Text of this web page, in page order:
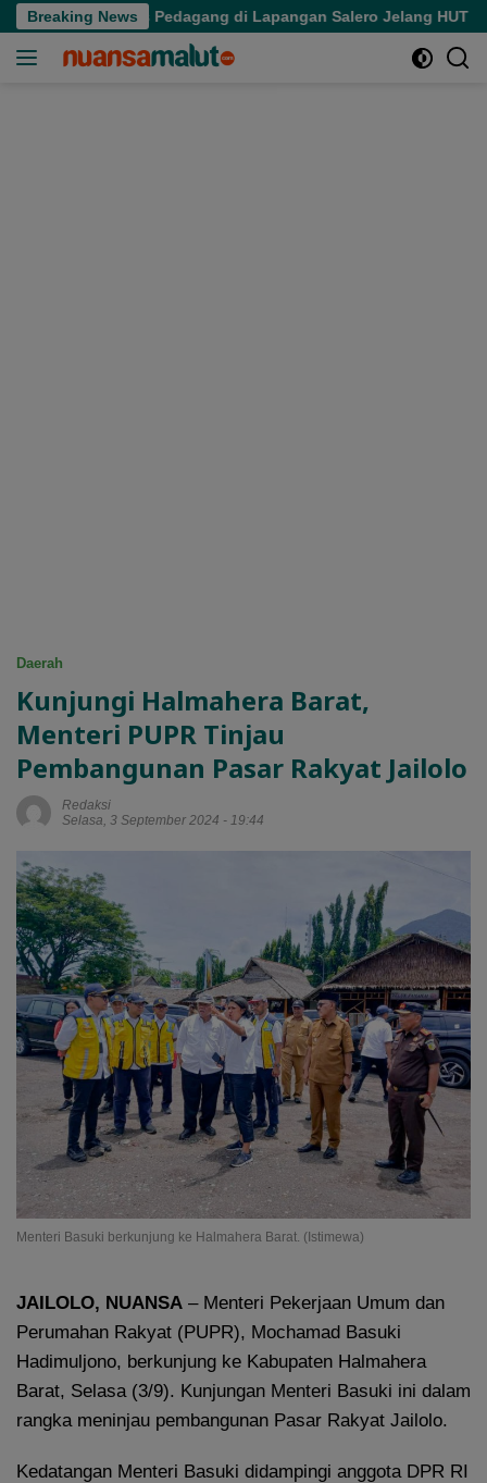
Langsung
ke
Breaking News
Aktivitas Pedagang di Lapangan Salero Jelang HUT RI
Daerah
Kunjungi Halmahera Barat,
Menteri PUPR Tinjau
Pembangunan Pasar Rakyat Jailolo
Redaksi
Selasa, 3 September 2024 - 19:44
Menteri Basuki berkunjung ke Halmahera Barat. (Istimewa)
JAILOLO, NUANSA – Menteri Pekerjaan Umum dan
Perumahan Rakyat (PUPR), Mochamad Basuki
Hadimuljono, berkunjung ke Kabupaten Halmahera
Barat, Selasa (3/9). Kunjungan Menteri Basuki ini dalam
rangka meninjau pembangunan Pasar Rakyat Jailolo.
Kedatangan Menteri Basuki didampingi anggota DPR RI